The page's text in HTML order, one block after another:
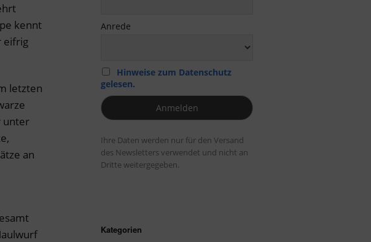
kennt
eifrig
letzten
unter
an
Anrede
Hinweise zum Datenschutz
gelesen.
Ihre Daten werden nur für den Versand
des Newsletters verwendet und nicht an
Dritte weitergegeben.
Kategorien